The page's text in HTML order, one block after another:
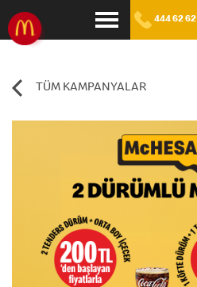
444 62 62
TÜM KAMPANYALAR